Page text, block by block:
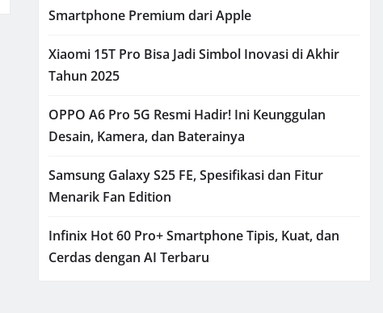
Smartphone Premium dari Apple
Xiaomi 15T Pro Bisa Jadi Simbol Inovasi di Akhir
Tahun 2025
OPPO A6 Pro 5G Resmi Hadir! Ini Keunggulan
Desain, Kamera, dan Baterainya
Samsung Galaxy S25 FE, Spesifikasi dan Fitur
Menarik Fan Edition
Infinix Hot 60 Pro+ Smartphone Tipis, Kuat, dan
Cerdas dengan AI Terbaru